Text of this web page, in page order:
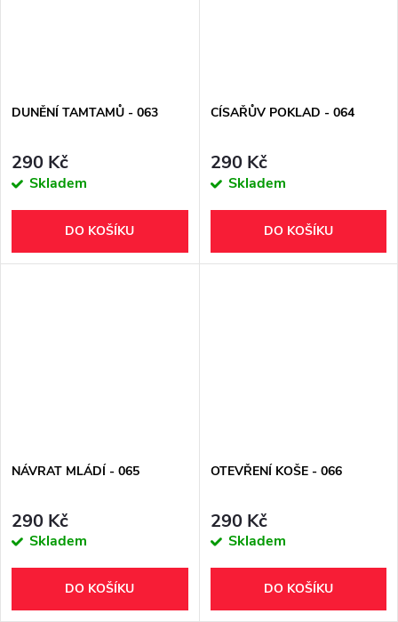
DUNĚNÍ TAMTAMŮ - 063
290 Kč
Skladem
DO KOŠÍKU
CÍSAŘŮV POKLAD - 064
290 Kč
Skladem
DO KOŠÍKU
NÁVRAT MLÁDÍ - 065
290 Kč
Skladem
DO KOŠÍKU
OTEVŘENÍ KOŠE - 066
290 Kč
Skladem
DO KOŠÍKU